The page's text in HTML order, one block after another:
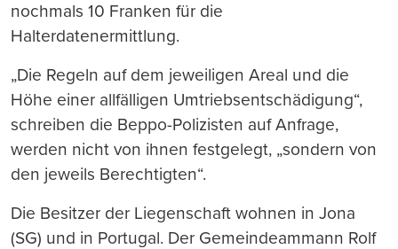
nochmals 10 Franken für die
Halterdatenermittlung.
„Die Regeln auf dem jeweiligen Areal und die
Höhe einer allfälligen Umtriebsentschädigung“,
schreiben die Beppo-Polizisten auf Anfrage,
werden nicht von ihnen festgelegt, „sondern von
den jeweils Berechtigten“.
Die Besitzer der Liegenschaft wohnen in Jona
(SG) und in Portugal. Der Gemeindeammann Rolf